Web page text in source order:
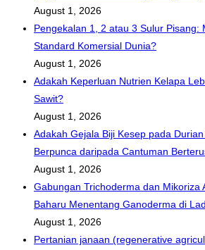
August 1, 2026
Pengekalan 1, 2 atau 3 Sulur Pisang:
Standard Komersial Dunia?
August 1, 2026
Adakah Keperluan Nutrien Kelapa
Sawit?
August 1, 2026
Adakah Gejala Biji Kesep pada
Berpunca daripada Cantuman
August 1, 2026
Gabungan Trichoderma dan Mikoriza
Baharu Menentang Ganoderma di
August 1, 2026
Pertanian janaan (regenerative